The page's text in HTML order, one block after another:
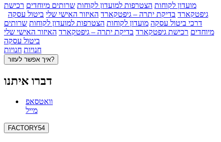
מועדון לקוחות הצטרפות למועדון לקוחות שרותים מיוחדים רכישת
גיפטקארד בדיקת יתרה – גיפטקארד האיזור האישי שלי ביטול עסקה
דרכי ביטול עסקה מועדון לקוחות הצטרפות למועדון לקוחות שרותים
מיוחדים רכישת גיפטקארד בדיקת יתרה – גיפטקארד האיזור האישי שלי
ביטול עסקה
חנויות חנויות
איך אפשר לעזור?
דברו איתנו
וואטסאפ
מייל
FACTORY54